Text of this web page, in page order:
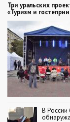
Три уральских
«Туризм и
В России